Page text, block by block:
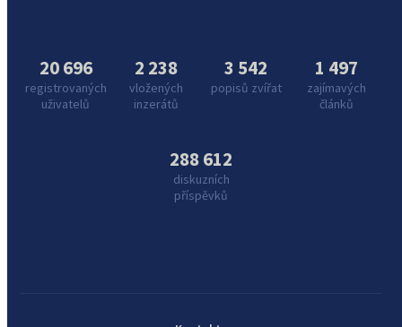
20 696
registrovaných
uživatelů
2 238
vložených
inzerátů
3 542
popisů zvířat
1 497
zajímavých
článků
288 612
diskuzních
příspěvků